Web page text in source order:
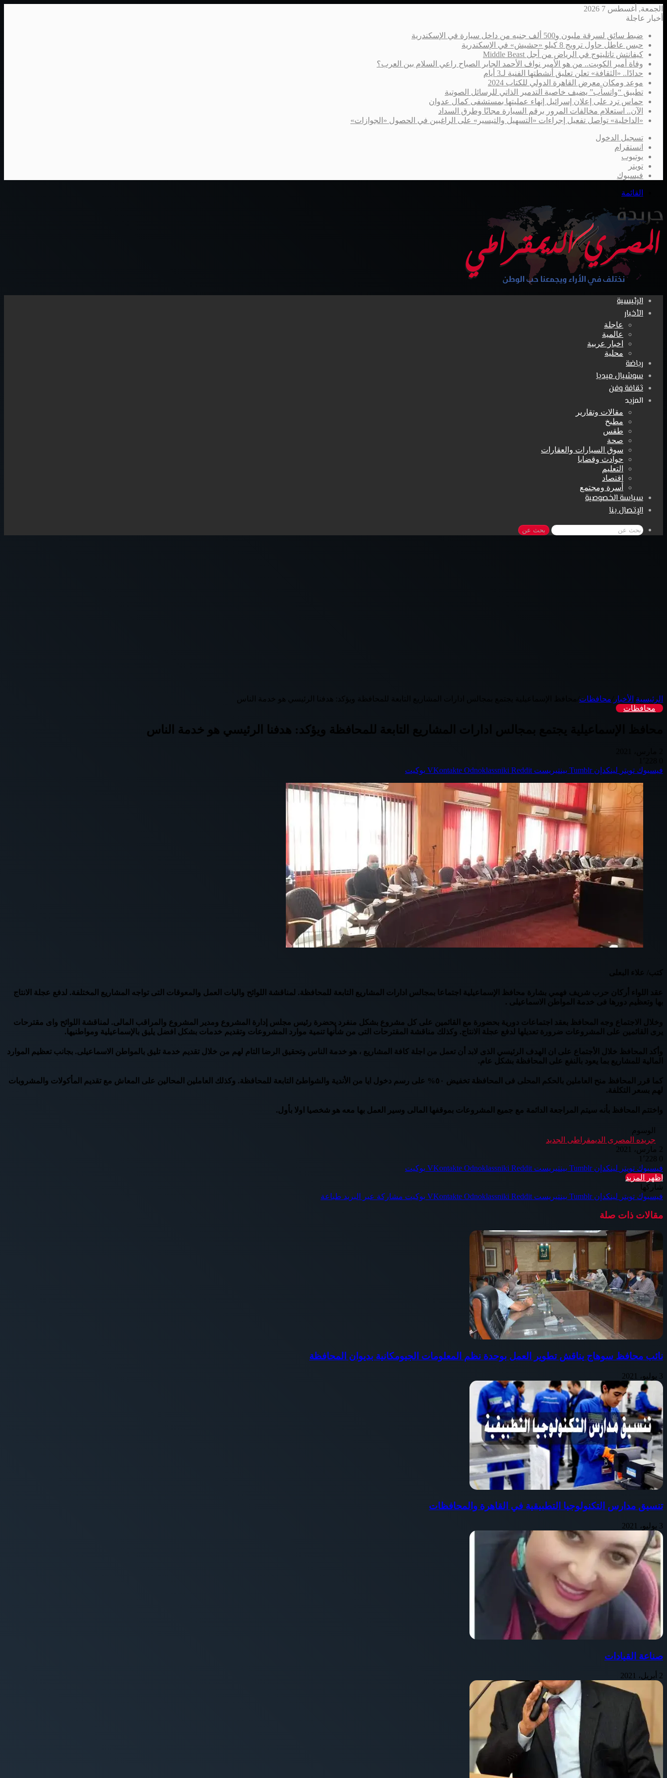
الجمعة, أغسطس 7 2026
أخبار عاجلة
ضبط سائق لسرقة مليون و500 ألف جنيه من داخل سيارة في الإسكندرية
حبس عاطل حاول ترويج 8 كيلو «حشيش» في الإسكندرية
كيفانتش تاتليتوج في الرياض من أجل Middle Beast
وفاة أمير الكويت.. من هو الأمير نواف الأحمد الجابر الصباح راعي السلام بين العرب؟
حدادًا.. «الثقافة» تعلن تعليق أنشطتها الفنية لـ3 أيام
موعد ومكان معرض القاهرة الدولي للكتاب 2024
تطبيق “واتسآب” يضيف خاصية التدمير الذاتي للرسائل الصوتية
حماس ترد على إعلان إسرائيل إنهاء عمليتها بمستشفى كمال عدوان
الآن.. استعلام مخالفات المرور برقم السيارة مجانًا وطرق السداد
«الداخلية» تواصل تفعيل إجراءات «التسهيل والتيسير» على الراغبين في الحصول «الجوازات»
تسجيل الدخول
انستقرام
يوتيوب
تويتر
فيسبوك
القائمة
الرئيسية
الأخبار
عاجلة
عالمية
اخبار عربية
محلية
رياضة
سوشيال ميديا
ثقافة وفن
المزيد
مقالات وتقارير
مطبخ
طقس
صحة
سوق السيارات والعقارات
حوادث وقضايا
التعليم
اقتصاد
أسرة ومجتمع
سياسة الخصوصية
الإتصال بنا
بحث عن
الرئيسية الأخبار محافظات
محافظ الإسماعيلية يجتمع بمجالس ادارات المشاريع التابعة للمحافظة ويؤكد: هدفنا الرئيسي هو خدمة الناس
محافظات
محافظ الإسماعيلية يجتمع بمجالس ادارات المشاريع التابعة للمحافظة ويؤكد: هدفنا الرئيسي هو خدمة الناس
فيسبوك تويتر لينكدإن بينتيريست Odnoklassniki بوكيت
كتب/ علاء البعلى
عقد اللواء أركان حرب شريف فهمي بشارة محافظ الإسماعيلية اجتماعا بمجالس ادارات المشاريع التابعة للمحافظة. لمناقشة اللوائح واليات العمل والمعوقات التى تواجه المشاريع المختلفة. لدفع عجلة الانتاج
بها وتعظيم دورها فى خدمة المواطن الاسماعيلى .
وخلال الاجتماع وجه المحافظ بعقد اجتماعات دورية بحضورة مع القائمين على كل مشروع بشكل منفرد يحضرة رئيس مجلس إدارة المشروع ومدير المشروع والمراقب المالى. لمناقشة اللوائح واى مقترحات
يرى القائمين على المشروعات ضرورة تعديلها لدفع عجلة الانتاج. وكذلك مناقشة المقترحات التى من شأنها تنمية موارد المشروعات وتقديم خدمات بشكل افضل يليق بالإسماعيلية ومواطنيها.
وأكد المحافظ خلال الأجتماع على ان الهدف الرئيسي الذى لابد أن تعمل من اجلة كافة المشاريع ، هو خدمة الناس وتحقيق الرضا التام لهم من خلال تقديم خدمة تليق بالمواطن الاسماعيلى. بجانب تعظيم الموارد
المالية للمشاريع بما يعود بالنفع على المحافظة بشكل عام.
كما قرر المحافظ منح العاملين بالحكم المحلى فى المحافظة تخفيض ٥٠% على رسم دخول ايا من الأندية والشواطئ التابعة للمحافظة. وكذلك العاملين المحالين على المعاش مع تقديم المأكولات والمشروبات
لهم بسعر التكلفة.
واختتم المحافظ بأنه سيتم المراجعة الدائمة مع جميع المشروعات بموقفها المالى وسير العمل بها معه هو شخصيا اولا بأول.
الوسوم
جريده المصرى الديمقراطى الجديد
2 مارس، 2021
0
فيسبوك تويتر لينكدإن بينتيريست Odnoklassniki
بوكيت
اظهر المزيد
شاركها
فيسبوك تويتر لينكدإن بينتيريست Odnoklassniki بوكيت مشاركة عبر البريد طباعة
مقالات ذات صلة
نائب محافظ سوهاج يناقش تطوير العمل بوحدة نظم المعلومات الجيومكانية بديوان المحافظة
3 يوليو، 2021
تنسيق مدارس التكنولوجيا التطبيقية في القاهرة والمحافظات
3 يوليو، 2021
صناعة القيادات
2 أبريل، 2021